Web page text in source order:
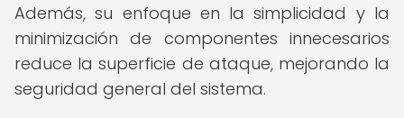
Además, su enfoque en la simplicidad y la
minimización de componentes innecesarios
reduce la superficie de ataque, mejorando la
seguridad general del sistema.